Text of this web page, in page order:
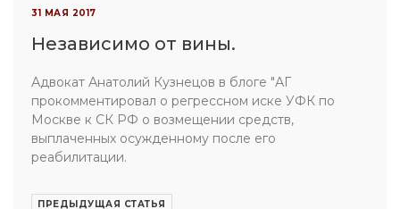
31 МАЯ 2017
Независимо от вины.
Адвокат Анатолий Кузнецов в блоге "АГ
прокомментировал о регрессном иске УФК по
Москве к СК РФ о возмещении средств,
выплаченных осужденному после его
реабилитации.
ПРЕДЫДУЩАЯ СТАТЬЯ